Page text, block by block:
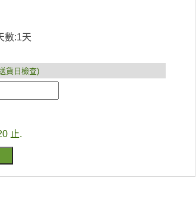
數:1天
貨日檢查)
止.